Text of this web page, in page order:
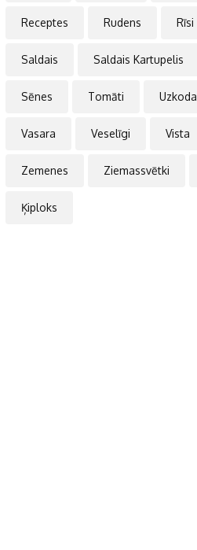
Receptes Rudens Rīsi
Saldais Saldais Kartupelis
Sēnes Tomāti Uzkoda
Vasara Veselīgi Vista
Zemenes Ziemassvētki
Ķiploks